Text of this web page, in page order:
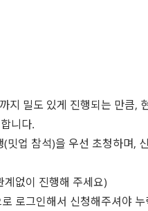
지 밀도 있게 진행되는 만큼,
니다.
밋업 참석)을 우선 초청하며,
없이 진행해 주세요)
로그인해서 신청해주셔야